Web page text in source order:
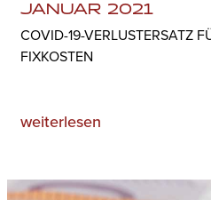
JANUAR 2021
COVID-19-VERLUSTERSATZ
FIXKOSTEN
weiterlesen